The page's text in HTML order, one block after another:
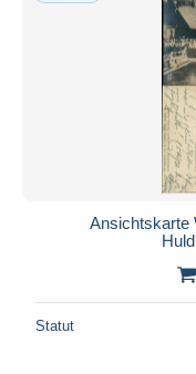
Ansichtskarte
Statut